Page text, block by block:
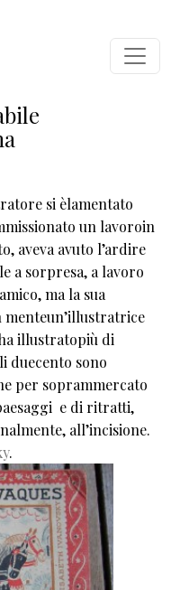
si èlamentato
un lavoroin
aveva avuto l’ardire
a sorpresa, a lavoro
ma la sua
menteun’illustratrice
illustratopiù di
duecento sono
per soprammercato
e di ritratti,
all’incisione.
.